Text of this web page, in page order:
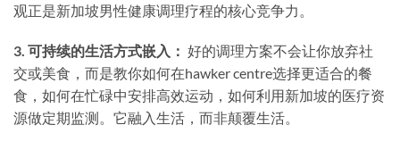
观正是新加坡男性健康调理疗程的核心竞争力。
3. 可持续的生活方式嵌入： 好的调理方案不会让你放弃社
交或美食，而是教你如何在hawker centre选择更适合的餐
食，如何在忙碌中安排高效运动，如何利用新加坡的医疗资
源做定期监测。它融入生活，而非颠覆生活。